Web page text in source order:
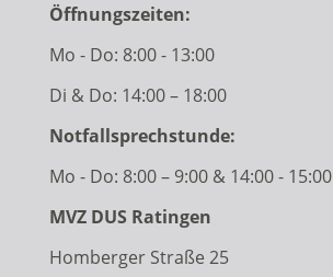
Öffnungszeiten:
Mo - Do: 8:00 - 13:00
Di & Do: 14:00 – 18:00
Notfallsprechstunde:
Mo - Do: 8:00 – 9:00 & 14:00 - 15:00
MVZ DUS Ratingen
Homberger Straße 25